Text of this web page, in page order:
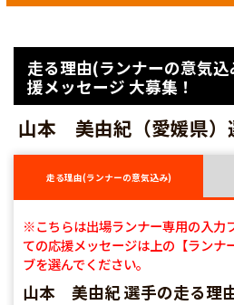
走る理由(ランナーの意気
援メッセージ 大募集！
山本 美由紀（愛媛県）
走る理由(ランナーの意気込み)
※こちらは出場ランナー専用の入力
ての応援メッセージは上の【ランナ
ブを選んでください。
山本 美由紀 選手の走る理